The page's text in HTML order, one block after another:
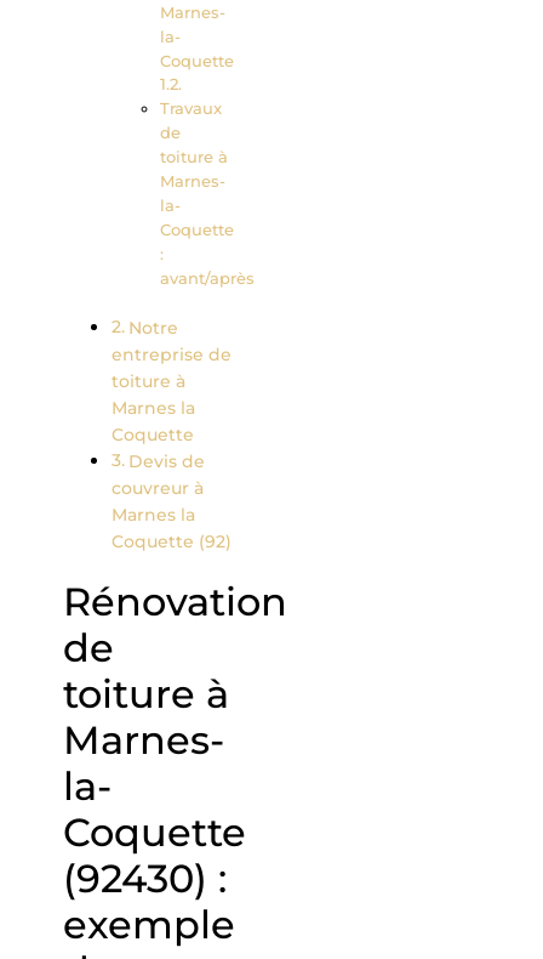
Marnes-
la-
Coquette
Travaux
de
toiture à
Marnes-
la-
Coquette
:
avant/après
Notre
entreprise de
toiture à
Marnes la
Coquette
Devis de
couvreur à
Marnes la
Coquette (92)
Rénovation
de
toiture à
Marnes-
la-
Coquette
(92430) :
exemple